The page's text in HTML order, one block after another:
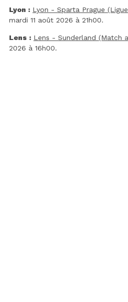
Lyon : Lyon - Sparta Prague
mardi 11 août 2026 à 21h00.
Lens : Lens - Sunderland (Match
2026 à 16h00.